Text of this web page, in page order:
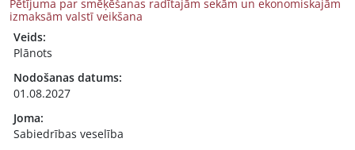
Pētījuma par smēķēšanas radītajām sekām un ekonomiskajām
izmaksām valstī veikšana
Veids:
Plānots
Nodošanas datums:
01.08.2027
Joma:
Sabiedrības veselība